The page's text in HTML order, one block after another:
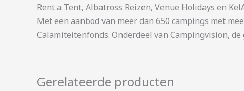
Rent a Tent, Albatross Reizen, Venue Holidays en
Met een aanbod van meer dan 650 campings met
Calamiteitenfonds. Onderdeel van Campingvision,
Gerelateerde producten